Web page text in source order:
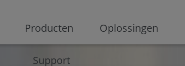
homepage
Producten Oplossingen
Support